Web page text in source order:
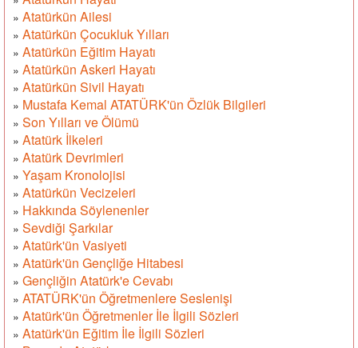
» Atatürkün Ailesi
» Atatürkün Çocukluk Yılları
» Atatürkün Eğitim Hayatı
» Atatürkün Askeri Hayatı
» Atatürkün Sivil Hayatı
» Mustafa Kemal ATATÜRK'ün Özlük Bilgileri
» Son Yılları ve Ölümü
» Atatürk İlkeleri
» Atatürk Devrimleri
» Yaşam Kronolojisi
» Atatürkün Vecizeleri
» Hakkında Söylenenler
» Sevdiği Şarkılar
» Atatürk'ün Vasiyeti
» Atatürk'ün Gençliğe Hitabesi
» Gençliğin Atatürk'e Cevabı
» ATATÜRK'ün Öğretmenlere Seslenişi
» Atatürk'ün Öğretmenler İle İlgili Sözleri
» Atatürk'ün Eğitim İle İlgili Sözleri